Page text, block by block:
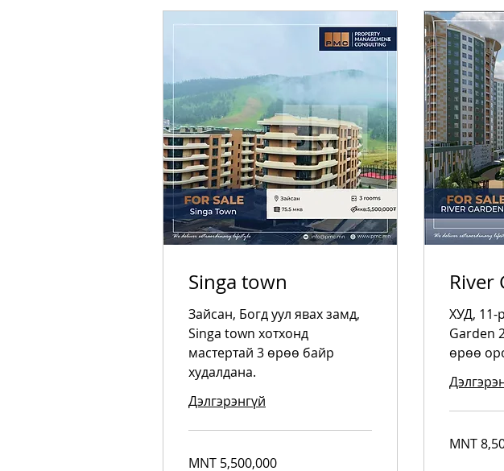
Singa town
Зайсан, Богд уул явах замд,
Singa town хотхонд
мастертай 3 өрөө байр
худалдана.
Дэлгэрэнгүй
Mongolian
MNT 5,500,000
River
ХУД, 11-
Garden
өрөө
Mongolian
MNT